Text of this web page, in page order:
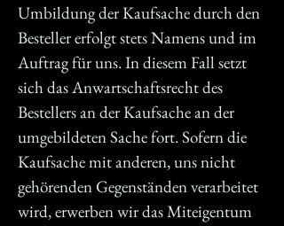
Umbildung der Kaufsache durch den
Besteller erfolgt stets Namens und im
Auftrag für uns. In diesem Fall setzt
sich das Anwartschaftsrecht des
Bestellers an der Kaufsache an der
umgebildeten Sache fort. Sofern die
Kaufsache mit anderen, uns nicht
gehörenden Gegenständen verarbeitet
wird, erwerben wir das Miteigentum